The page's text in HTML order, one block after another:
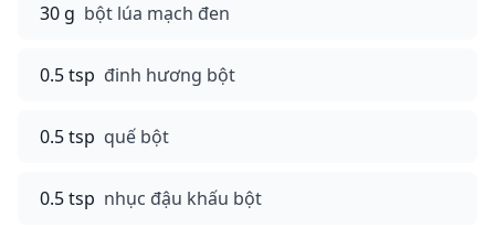
30 g bột lúa mạch đen
0.5 tsp đinh hương bột
0.5 tsp quế bột
0.5 tsp nhục đậu khấu bột